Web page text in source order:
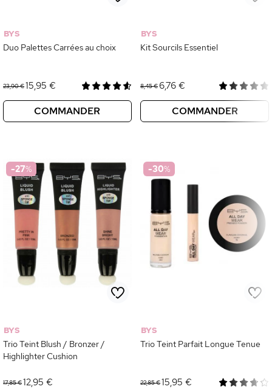
BYS
Duo Palettes Carrées au choix
23,90 €15,95 €
COMMANDER
BYS
Kit Sourcils Essentiel
8,45 €6,76 €
COMMANDER
-27%
BYS
Trio Teint Blush / Bronzer /
Highlighter Cushion
17,85 €12,95 €
-30%
BYS
Trio Teint Parfait Longue Tenue
22,85 €15,95 €